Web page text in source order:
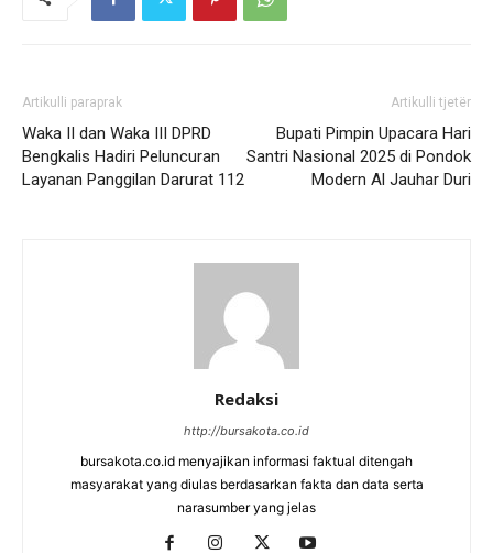
Artikulli paraprak
Waka II dan Waka III DPRD
Bengkalis Hadiri Peluncuran
Layanan Panggilan Darurat 112
Artikulli tjetër
Bupati Pimpin Upacara Hari
Santri Nasional 2025 di Pondok
Modern Al Jauhar Duri
Redaksi
http://bursakota.co.id
bursakota.co.id menyajikan informasi faktual ditengah
masyarakat yang diulas berdasarkan fakta dan data serta
narasumber yang jelas